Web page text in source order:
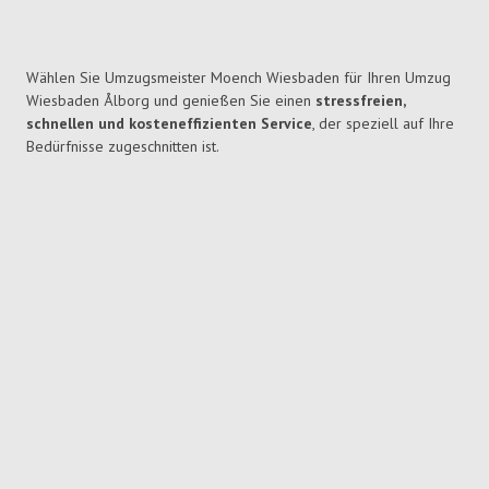
Wählen Sie Umzugsmeister Moench Wiesbaden für Ihren Umzug
Wiesbaden Ålborg und genießen Sie einen stressfreien,
schnellen und kosteneffizienten Service, der speziell auf Ihre
Bedürfnisse zugeschnitten ist.